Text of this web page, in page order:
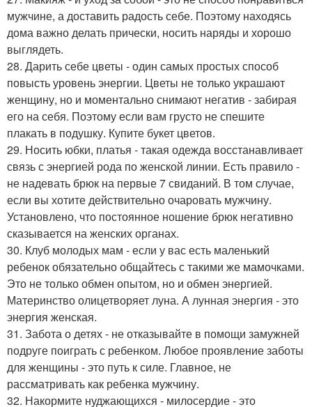
мужчине, а доставить радость себе. Поэтому находясь
дома важно делать прически, носить наряды и хорошо
выглядеть.
28. Дарить себе цветы - один самых простых способ
повысть уровень энергии. Цветы не только украшают
женщину, но и моментально снимают негатив - забирая
его на себя. Поэтому если вам грусто не спешите
плакать в подушку. Купите букет цветов.
29. Носить юбки, платья - такая одежда восстанавливает
связь с энергией рода по женской линии. Есть правило -
не надевать брюк на первые 7 свиданий. В том случае,
если вы хотите действительно очаровать мужчину.
Установлено, что постоянное ношение брюк негативно
сказывается на женских органах.
30. Клуб молодых мам - если у вас есть маленький
ребенок обязательно общайтесь с такими же мамочками.
Это не только обмен опытом, но и обмен энергией.
Материнство олицетворяет луна. А лунная энергия - это
энергия женская.
31. Забота о детях - не отказывайте в помощи замужней
подруге поиграть с ребенком. Любое проявление заботы
для женщины - это путь к силе. Главное, не
рассматривать как ребенка мужчину.
32. Накормите нуджающихся - милосердие - это